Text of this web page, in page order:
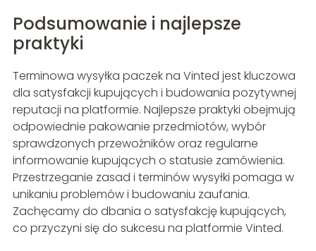
Podsumowanie i najlepsze
praktyki
Terminowa wysyłka paczek na Vinted jest kluczowa
dla satysfakcji kupujących i budowania pozytywnej
reputacji na platformie. Najlepsze praktyki obejmują
odpowiednie pakowanie przedmiotów, wybór
sprawdzonych przewoźników oraz regularne
informowanie kupujących o statusie zamówienia.
Przestrzeganie zasad i terminów wysyłki pomaga w
unikaniu problemów i budowaniu zaufania.
Zachęcamy do dbania o satysfakcję kupujących,
co przyczyni się do sukcesu na platformie Vinted.